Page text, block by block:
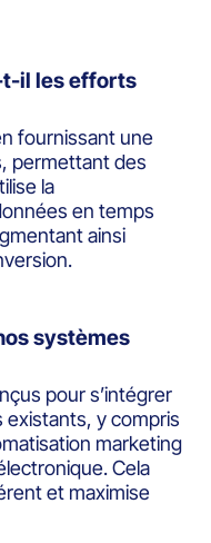
il les efforts
fournissant une
permettant des
la
en temps
ainsi
systèmes
pour s’intégrer
y compris
marketing
Cela
et maximise